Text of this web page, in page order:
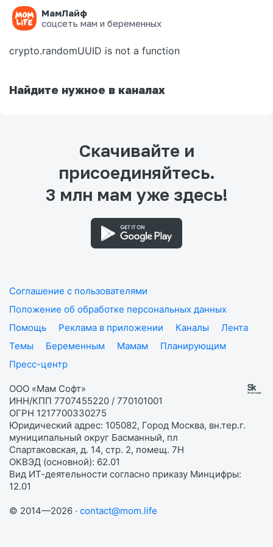
МамЛайф
соцсеть мам и беременных
Ошибка на странице
crypto.randomUUID is not a function
Найдите нужное в каналах
Скачивайте и
присоединяйтесь.
3 млн мам уже здесь!
Соглашение с пользователями
Положение об обработке персональных данных
Помощь
Реклама в приложении Каналы
Лента
Темы
Беременным Мамам
Планирующим
Пресс-центр
ООО «Мам Софт»
ИНН/КПП 7707455220 / 770101001
ОГРН 1217700330275
Юридический адрес: 105082, Город Москва, вн.тер.г.
муниципальный округ Басманный, пл
Спартаковская, д. 14, стр. 2, помещ. 7Н
ОКВЭД (основной): 62.01
Вид ИТ-деятельности согласно приказу Минцифры:
12.01
© 2014—2026 · contact@mom.life